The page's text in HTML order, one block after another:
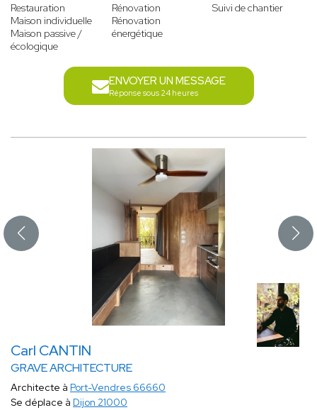
Restauration
Maison individuelle
Maison passive /
écologique
Rénovation
Rénovation
énergétique
Suivi de chantier
ENVOYER UN MESSAGE
Réponse sous 24 heures
Carl CANTIN
GRAVE ARCHITECTURE
Architecte à Port-Vendres 66660
Se déplace à Dijon 21000